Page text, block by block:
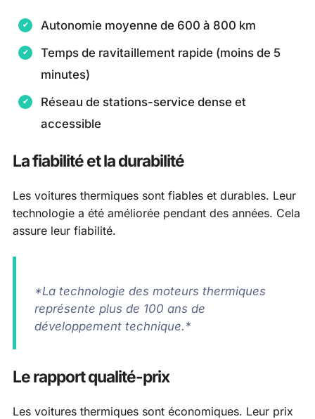
Autonomie moyenne de 600 à 800 km
Temps de ravitaillement rapide (moins de 5
minutes)
Réseau de stations-service dense et
accessible
La fiabilité et la durabilité
Les voitures thermiques sont fiables et durables. Leur
technologie a été améliorée pendant des années. Cela
assure leur fiabilité.
*La technologie des moteurs thermiques
représente plus de 100 ans de
développement technique.*
Le rapport qualité-prix
Les voitures thermiques sont économiques. Leur prix